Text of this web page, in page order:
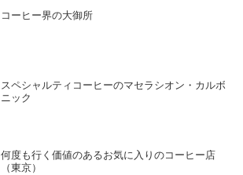
コーヒー界の大御所
スペシャルティコーヒーのマセラシオン・カルボ
ニック
何度も行く価値のあるお気に入りのコーヒー店
（東京）